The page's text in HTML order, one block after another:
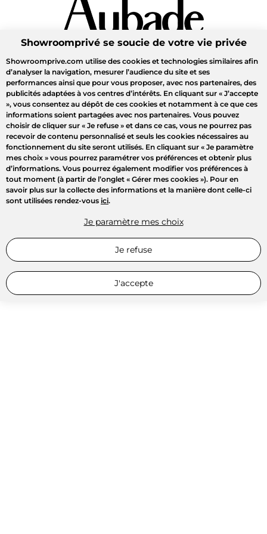
Showroomprivé se soucie de votre vie privée
Showroomprive.com utilise des cookies et technologies similaires afin
d’analyser la navigation, mesurer l’audience du site et ses
performances ainsi que pour vous proposer, avec nos partenaires, des
publicités adaptées à vos centres d’intérêts. En cliquant sur « J’accepte
», vous consentez au dépôt de ces cookies et notamment à ce que ces
informations soient partagées avec nos partenaires. Vous pouvez
choisir de cliquer sur « Je refuse » et dans ce cas, vous ne pourrez pas
recevoir de contenu personnalisé et seuls les cookies nécessaires au
fonctionnement du site seront utilisés. En cliquant sur « Je paramètre
mes choix » vous pourrez paramétrer vos préférences et obtenir plus
d’informations. Vous pourrez également modifier vos préférences à
tout moment (à partir de l’onglet « Gérer mes cookies »). Pour en
savoir plus sur la collecte des informations et la manière dont celle-ci
sont utilisées rendez-vous ici.
Je paramètre mes choix
Je refuse
J'accepte